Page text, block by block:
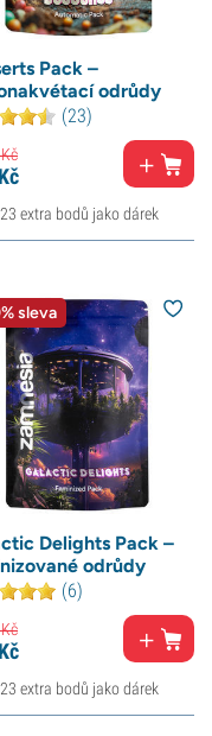
Pack –
odrůdy
(23)
Kč
extra bodů jako dárek
sleva
Delights Pack –
odrůdy
(6)
Kč
extra bodů jako dárek